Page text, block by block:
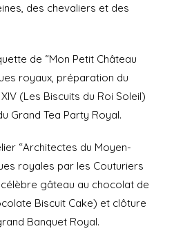
des chevaliers et des
de “Mon Petit Château
royaux, préparation du
(Les Biscuits du Roi Soleil)
Grand Tea Party Royal.
“Architectes du Moyen-
royales par les Couturiers
gâteau au chocolat de
Biscuit Cake) et clôture
Banquet Royal.